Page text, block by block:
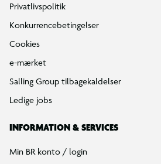
Privatlivspolitik
Konkurrencebetingelser
Cookies
e-mærket
Salling Group tilbagekaldelser
Ledige jobs
INFORMATION & SERVICES
Min BR konto / login